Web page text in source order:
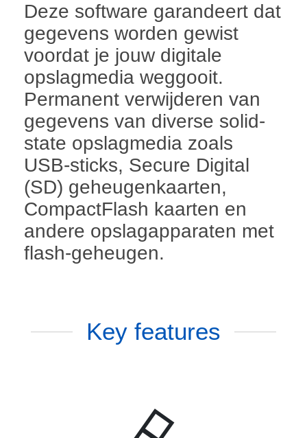
Deze software garandeert dat
gegevens worden gewist
voordat je jouw digitale
opslagmedia weggooit.
Permanent verwijderen van
gegevens van diverse solid-
state opslagmedia zoals
USB-sticks, Secure Digital
(SD) geheugenkaarten,
CompactFlash kaarten en
andere opslagapparaten met
flash-geheugen.
Key features